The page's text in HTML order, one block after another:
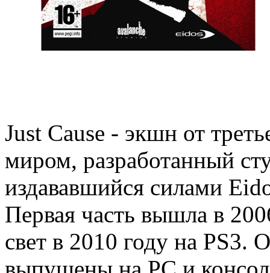
Just Cause - экшн от
миром, разработанный
издававшийся силами
Первая часть вышла в
свет в 2010 году на PS3.